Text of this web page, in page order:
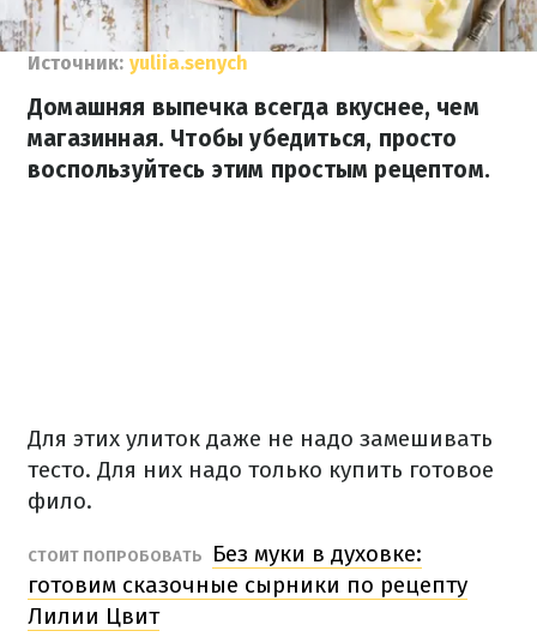
Источник: yuliia.senych
Домашняя выпечка всегда вкуснее, чем
магазинная. Чтобы убедиться, просто
воспользуйтесь этим простым рецептом.
Для этих улиток даже не надо замешивать
тесто. Для них надо только купить готовое
фило.
СТОИТ ПОПРОБОВАТЬ
Без муки в духовке:
готовим сказочные сырники по рецепту
Лилии Цвит